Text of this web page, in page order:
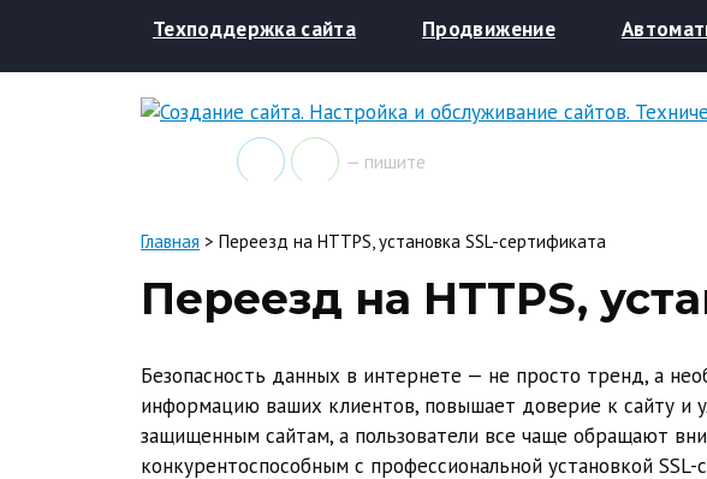
Техподдержка сайта Продвижение
— пишите
Главная > Переезд на HTTPS, установка SSL-сертификата
Переезд на HTTPS,
Безопасность данных в интернете — не просто тренд, а
информацию ваших клиентов, повышает доверие к сайту и
защищенным сайтам, а пользователи все чаще обращают
конкурентоспособным с профессиональной установкой SSL-